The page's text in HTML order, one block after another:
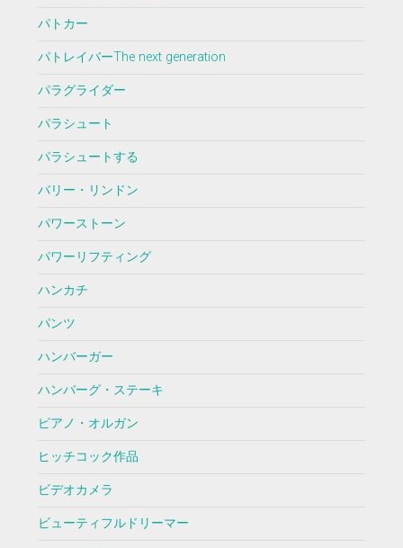
パトカー
パトレイバーThe next generation
パラグライダー
パラシュート
パラシュートする
バリー・リンドン
パワーストーン
パワーリフティング
ハンカチ
パンツ
ハンバーガー
ハンバーグ・ステーキ
ピアノ・オルガン
ヒッチコック作品
ビデオカメラ
ビューティフルドリーマー